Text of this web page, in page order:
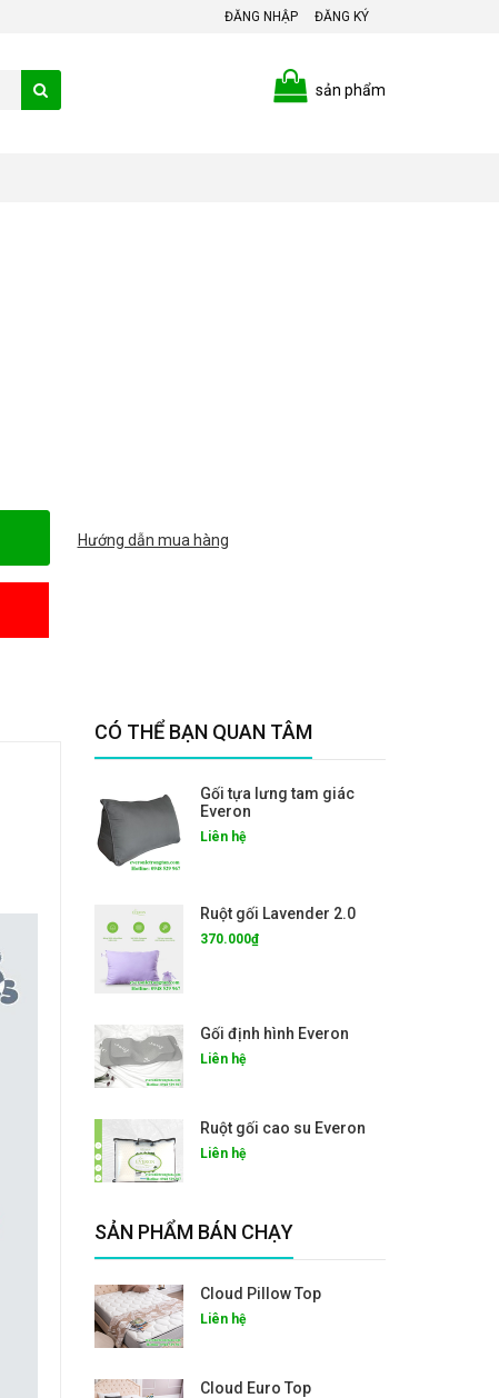
ĐĂNG NHẬP ĐĂNG KÝ
sản phẩm
Hướng dẫn mua hàng
CÓ THỂ BẠN QUAN TÂM
Gối tựa lưng tam giác
Everon
Liên hệ
Ruột gối Lavender 2.0
370.000₫
Gối định hình Everon
Liên hệ
Ruột gối cao su Everon
Liên hệ
SẢN PHẨM BÁN CHẠY
Cloud Pillow Top
Liên hệ
Cloud Euro Top